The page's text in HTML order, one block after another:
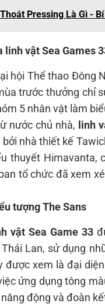
Thoát Pressing Là Gì -
linh vật Sea Games
hội Thể thao Đông
trước thưởng chỉ
5 nhân vật làm
nước chủ nhà, linh
nhà thiết kế
thuyết Himavanta,
tổ chức đã xem
tượng The Sans
vật Sea Game 33
Lan, sử dụng
được xem là đại
ứng dụng tông
động và đoàn